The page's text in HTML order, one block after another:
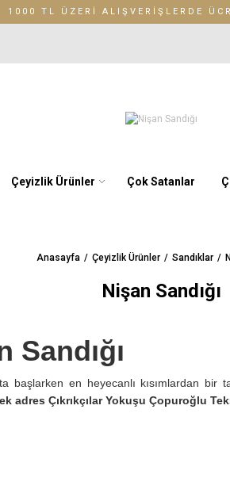
1000 TL ÜZERİ ALIŞVERİŞLERDE
Çeyizlik Ürünler Çok Satanlar
Anasayfa Çeyizlik Ürünler Sandıklar
Nişan Sandığı
Sandığı
başlarken en heyecanlı kısımlardan
adres Çıkrıkçılar Yokuşu Çopuroğlu